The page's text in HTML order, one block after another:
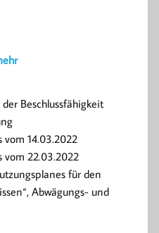
Beschlussfähigkeit
vom 14.03.2022
vom 22.03.2022
für den
Abwägungs- und